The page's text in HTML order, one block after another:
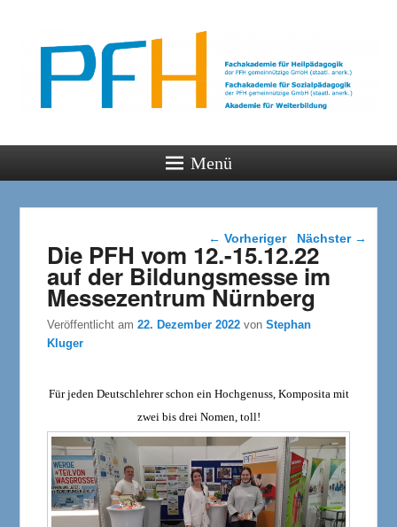
PFH
Gemeinsam wachsen
Menü
Beitragsnavigation
← Vorheriger Nächster →
Die PFH vom 12.-15.12.22
auf der Bildungsmesse im
Messezentrum Nürnberg
Veröffentlicht am22. Dezember 2022 vonStephan
Kluger
Für jeden Deutschlehrer schon ein Hochgenuss, Komposita mit
zwei bis drei Nomen, toll!